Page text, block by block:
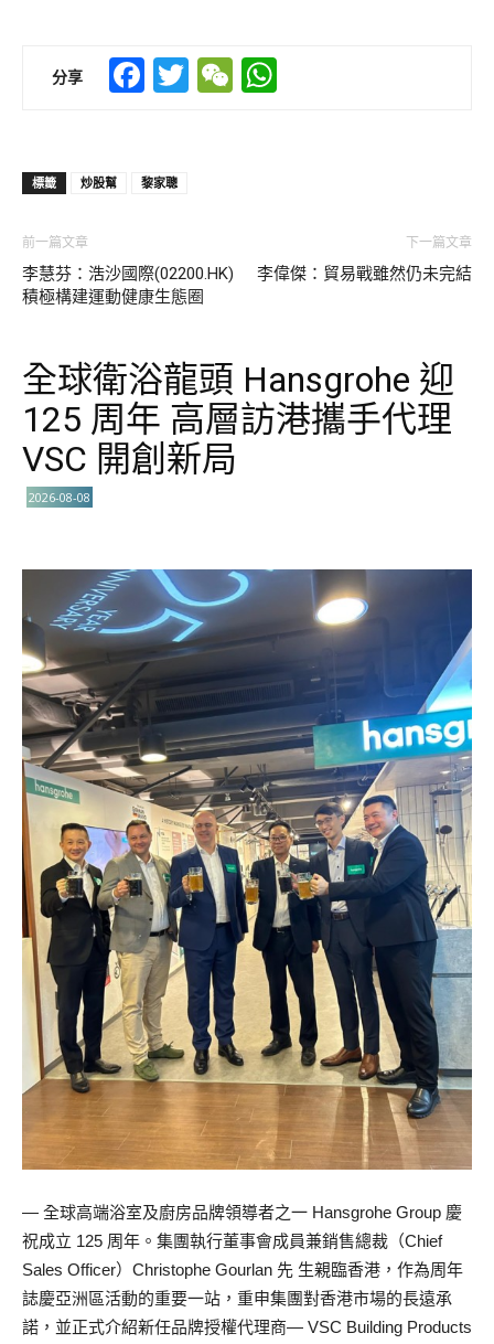
分享 Facebook
TwitterWeChat
標籤 炒股幫 黎家聰
前一篇文章
李慧芬：浩沙國際(02200.HK)
積極構建運動健康生態圈
下一篇文章
李偉傑：貿易戰雖然仍未完結
全球衛浴龍頭 Hansgrohe 迎
125 周年 高層訪港攜手代理
VSC 開創新局
2026-08-08
— 全球高端浴室及廚房品牌領導者之一 Hansgrohe Group 慶
祝成立 125 周年。集團執行董事會成員兼銷售總裁（Chief
Sales Officer）Christophe Gourlan 先 生親臨香港，作為周年
誌慶亞洲區活動的重要一站，重申集團對香港市場的長遠承
諾，並正式介紹新任品牌授權代理商— VSC Building Products